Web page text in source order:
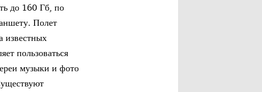
до 160 Гб, по
Полет
известных
пользоваться
музыки и фото